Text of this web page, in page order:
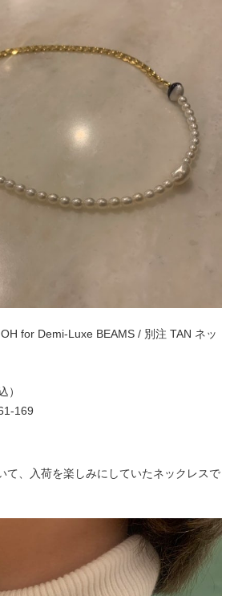
for Demi-Luxe BEAMS / 別注 TAN ネッ
）
169
て、入荷を楽しみにしていたネックレスで